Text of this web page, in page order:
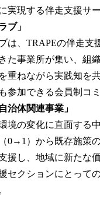
実現する伴走支援サー
ブ」
は、TRAPEの伴走支
た事業所が集い、組
重ねながら実践知を
参加できる会員制コ
治体関連事業」
境の変化に直面する
0→1）から既存施策
援し、地域に新たな
セクションにとって